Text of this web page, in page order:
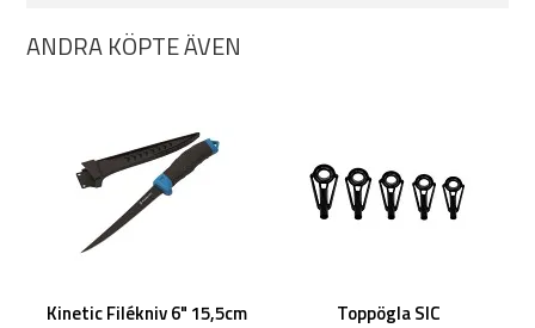
ANDRA KÖPTE ÄVEN
Kinetic Filékniv 6" 15,5cm Toppögla SIC